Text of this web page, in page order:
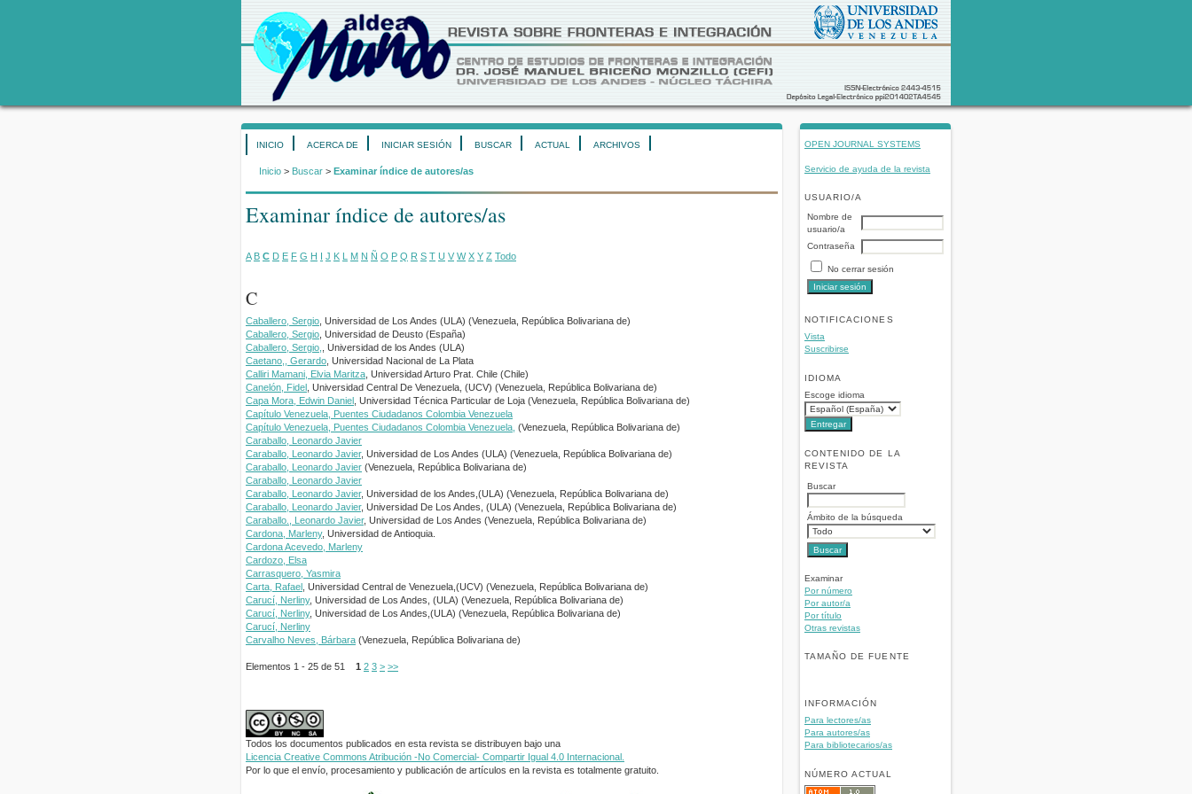
OPEN JOURNAL SYSTEMS
Servicio de ayuda de la revista
USUARIO/A
Nombre de
usuario/a
Contraseña
No cerrar sesión
NOTIFICACIONES
Vista
Suscribirse
IDIOMA
Escoge idioma
CONTENIDO DE LA
REVISTA
Buscar
Ámbito de la búsqueda
Examinar
Por número
Por autor/a
Por título
Otras revistas
TAMAÑO DE FUENTE
INFORMACIÓN
Para lectores/as
Para autores/as
Para bibliotecarios/as
NÚMERO ACTUAL
INICIO ACERCA DE INICIAR SESIÓN BUSCAR ACTUAL ARCHIVOS
Inicio > Buscar > Examinar índice de autores/as
Examinar índice de autores/as
A B C D E F G H I J K L M N Ñ O P Q R S T U V W X Y Z Todo
C
Caballero, Sergio , Universidad de Los Andes (ULA) (Venezuela, República Bolivariana de)
Caballero, Sergio , Universidad de Deusto (España)
Caballero, Sergio,
, Universidad de los Andes (ULA)
Caetano,, Gerardo , Universidad Nacional de La Plata
Calliri Mamani, Elvia Maritza , Universidad Arturo Prat. Chile (Chile)
Canelón, Fidel
, Universidad Central De Venezuela, (UCV) (Venezuela, República Bolivariana de)
Capa Mora, Edwin Daniel
, Universidad Técnica Particular de Loja (Venezuela, República Bolivariana de)
Capítulo Venezuela, Puentes Ciudadanos Colombia Venezuela
Capítulo Venezuela, Puentes Ciudadanos Colombia Venezuela, (Venezuela, República Bolivariana de)
Caraballo, Leonardo Javier
Caraballo, Leonardo Javier, Universidad de Los Andes (ULA) (Venezuela, República Bolivariana de)
Caraballo, Leonardo Javier (Venezuela, República Bolivariana de)
Caraballo, Leonardo Javier
Caraballo, Leonardo Javier, Universidad de los Andes,(ULA) (Venezuela, República Bolivariana de)
Caraballo, Leonardo Javier, Universidad De Los Andes, (ULA) (Venezuela, República Bolivariana de)
Caraballo., Leonardo Javier, Universidad de Los Andes (Venezuela, República Bolivariana de)
Cardona, Marleny, Universidad de Antioquia.
Cardona Acevedo, Marleny
Cardozo, Elsa
Carrasquero, Yasmira
Carta, Rafael
, Universidad Central de Venezuela,(UCV) (Venezuela, República Bolivariana de)
Carucí, Nerliny, Universidad de Los Andes, (ULA) (Venezuela, República Bolivariana de)
Carucí, Nerliny, Universidad de Los Andes,(ULA) (Venezuela, República Bolivariana de)
Carucí, Nerliny
Carvalho Neves, Bárbara (Venezuela, República Bolivariana de)
Elementos 1 - 25 de 51 1 2 3 > >>
Todos los documentos publicados en esta revista se distribuyen bajo una
Licencia Creative Commons Atribución -No Comercial- Compartir Igual 4.0 Internacional.
Por lo que el envío, procesamiento y publicación de artículos en la revista es totalmente gratuito.